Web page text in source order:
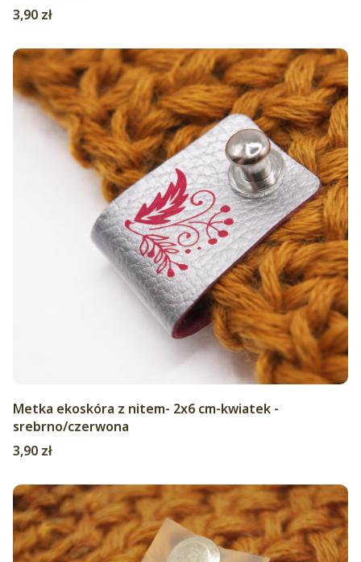
Cena
3,90 zł
Metka ekoskóra z nitem- 2x6 cm-kwiatek -
srebrno/czerwona
Cena
3,90 zł